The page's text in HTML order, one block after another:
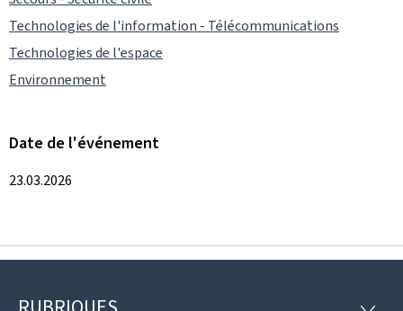
Technologies de l'information - Télécommunications
Technologies de l'espace
Environnement
Date de l'événement
23.03.2026